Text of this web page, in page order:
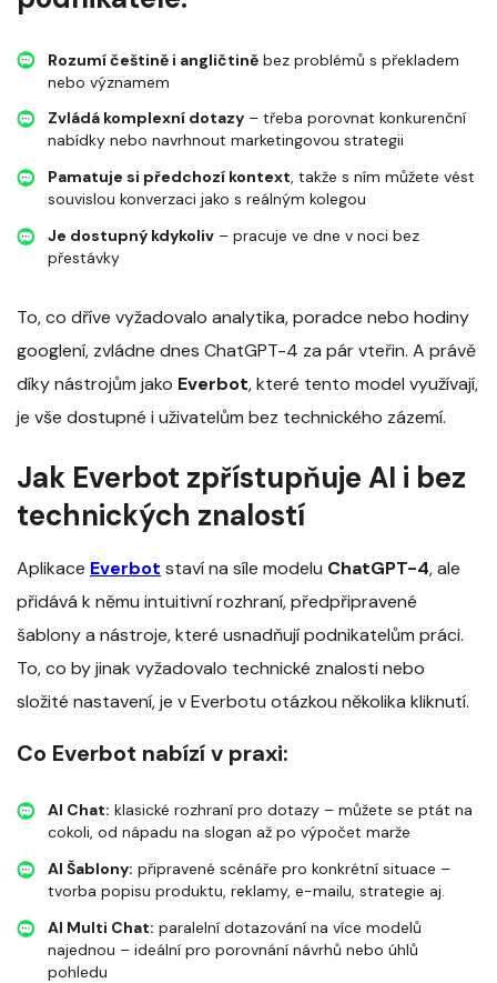
Rozumí češtině i angličtině bez problémů s překladem
nebo významem
Zvládá komplexní dotazy – třeba porovnat konkurenční
nabídky nebo navrhnout marketingovou strategii
Pamatuje si předchozí kontext, takže s ním můžete vést
souvislou konverzaci jako s reálným kolegou
Je dostupný kdykoliv – pracuje ve dne v noci bez
přestávky
To, co dříve vyžadovalo analytika, poradce nebo hodiny
googlení, zvládne dnes ChatGPT-4 za pár vteřin. A právě
díky nástrojům jako Everbot, které tento model využívají,
je vše dostupné i uživatelům bez technického zázemí.
Jak Everbot zpřístupňuje AI i bez
technických znalostí
Aplikace Everbot staví na síle modelu ChatGPT-4, ale
přidává k němu intuitivní rozhraní, předpřipravené
šablony a nástroje, které usnadňují podnikatelům práci.
To, co by jinak vyžadovalo technické znalosti nebo
složité nastavení, je v Everbotu otázkou několika kliknutí.
Co Everbot nabízí v praxi:
AI Chat: klasické rozhraní pro dotazy – můžete se ptát na
cokoli, od nápadu na slogan až po výpočet marže
AI Šablony: připravené scénáře pro konkrétní situace –
tvorba popisu produktu, reklamy, e-mailu, strategie aj.
AI Multi Chat: paralelní dotazování na více modelů
najednou – ideální pro porovnání návrhů nebo úhlů
pohledu